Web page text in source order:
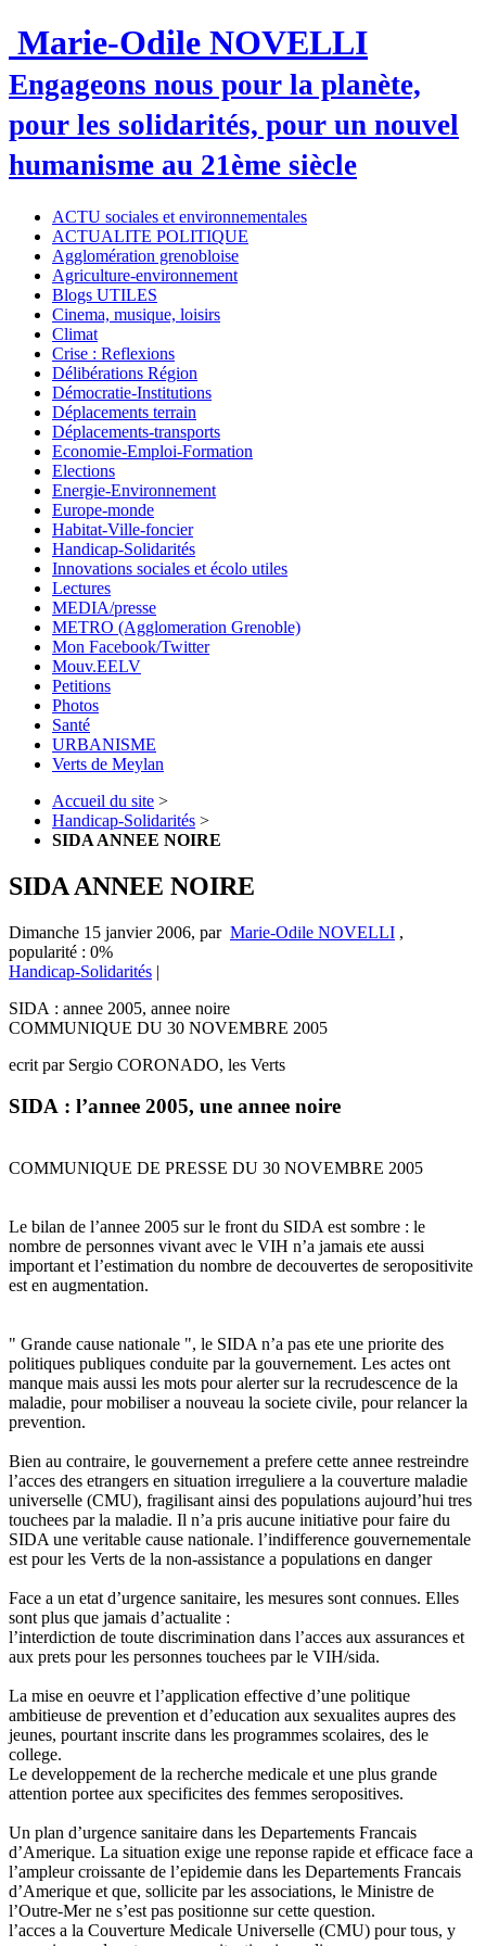
Marie-Odile NOVELLI
Engageons nous pour la planète,
pour les solidarités, pour un nouvel
humanisme au 21ème siècle
ACTU sociales et environnementales
ACTUALITE POLITIQUE
Agglomération grenobloise
Agriculture-environnement
Blogs UTILES
Cinema, musique, loisirs
Climat
Crise : Reflexions
Délibérations Région
Démocratie-Institutions
Déplacements terrain
Déplacements-transports
Economie-Emploi-Formation
Elections
Energie-Environnement
Europe-monde
Habitat-Ville-foncier
Handicap-Solidarités
Innovations sociales et écolo utiles
Lectures
MEDIA/presse
METRO (Agglomeration Grenoble)
Mon Facebook/Twitter
Mouv.EELV
Petitions
Photos
Santé
URBANISME
Verts de Meylan
Accueil du site >
Handicap-Solidarités >
SIDA ANNEE NOIRE
SIDA ANNEE NOIRE
Dimanche 15 janvier 2006, par Marie-Odile NOVELLI ,
popularité : 0%
Handicap-Solidarités |
SIDA : annee 2005, annee noire
COMMUNIQUE DU 30 NOVEMBRE 2005
ecrit par Sergio CORONADO, les Verts
SIDA : l’annee 2005, une annee noire
COMMUNIQUE DE PRESSE DU 30 NOVEMBRE 2005
Le bilan de l’annee 2005 sur le front du SIDA est sombre : le
nombre de personnes vivant avec le VIH n’a jamais ete aussi
important et l’estimation du nombre de decouvertes de seropositivite
est en augmentation.
" Grande cause nationale ", le SIDA n’a pas ete une priorite des
politiques publiques conduite par la gouvernement. Les actes ont
manque mais aussi les mots pour alerter sur la recrudescence de la
maladie, pour mobiliser a nouveau la societe civile, pour relancer la
prevention.
Bien au contraire, le gouvernement a prefere cette annee restreindre
l’acces des etrangers en situation irreguliere a la couverture maladie
universelle (CMU), fragilisant ainsi des populations aujourd’hui tres
touchees par la maladie. Il n’a pris aucune initiative pour faire du
SIDA une veritable cause nationale. l’indifference gouvernementale
est pour les Verts de la non-assistance a populations en danger
Face a un etat d’urgence sanitaire, les mesures sont connues. Elles
sont plus que jamais d’actualite :
l’interdiction de toute discrimination dans l’acces aux assurances et
aux prets pour les personnes touchees par le VIH/sida.
La mise en oeuvre et l’application effective d’une politique
ambitieuse de prevention et d’education aux sexualites aupres des
jeunes, pourtant inscrite dans les programmes scolaires, des le
college.
Le developpement de la recherche medicale et une plus grande
attention portee aux specificites des femmes seropositives.
Un plan d’urgence sanitaire dans les Departements Francais
d’Amerique. La situation exige une reponse rapide et efficace face a
l’ampleur croissante de l’epidemie dans les Departements Francais
d’Amerique et que, sollicite par les associations, le Ministre de
l’Outre-Mer ne s’est pas positionne sur cette question.
l’acces a la Couverture Medicale Universelle (CMU) pour tous, y